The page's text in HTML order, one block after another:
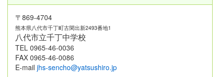
〒869-4704
熊本県八代市千丁町古閑出新2493番地1
八代市立千丁中学校
TEL 0965-46-0036
FAX 0965-46-0086
E-mail jhs-sencho@yatsushiro.jp